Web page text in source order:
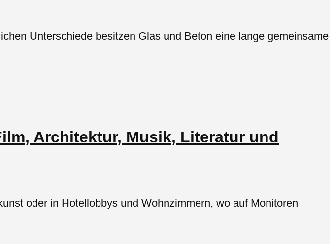
Unterschiede besitzen Glas und Beton eine lange gemeinsame
Architektur, Musik, Literatur und
oder in Hotellobbys und Wohnzimmern, wo auf Monitoren